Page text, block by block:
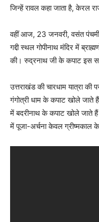
जिन्हें रावल कहा जाता है, केरल
वहीं आज, 23 जनवरी, वसंत
गद्दी स्थल गोपीनाथ मंदिर में
की। रुद्रनाथ जी के कपाट इस
उत्तराखंड की चारधाम यात्रा
गंगोत्री धाम के कपाट खोले
में बदरीनाथ के कपाट खोले जाते
में पूजा-अर्चना केवल ग्रीष्मकाल के